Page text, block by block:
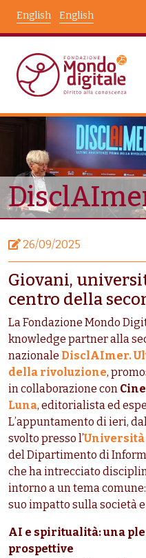
English
English
Node View
26/09/2025
Giovani,
centro della
La Fondazione Mondo
knowledge partner alla
nazionale DisclAImer.
della rivoluzione,
in collaborazione con
Luna, editorialista ed
L’appuntamento di ieri,
svolto presso l’
del Dipartimento di
che ha intrecciato
intorno a un tema
suo impatto sulla società
AI e spiritualità: una
prospettive